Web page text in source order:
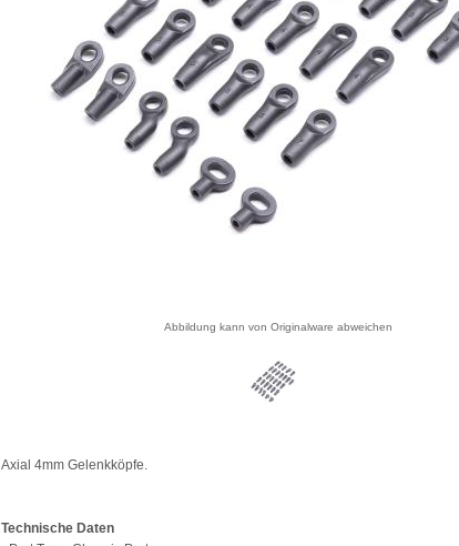
Abbildung kann von Originalware abweichen
Axial 4mm Gelenkköpfe.
Technische Daten